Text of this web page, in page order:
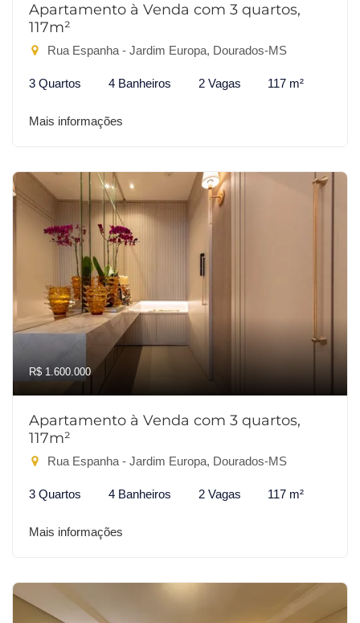
Apartamento à Venda com 3 quartos,
117m²
Rua Espanha - Jardim Europa, Dourados-MS
3 Quartos 4 Banheiros 2 Vagas 117 m²
Mais informações
R$ 1.600.000
Apartamento à Venda com 3 quartos,
117m²
Rua Espanha - Jardim Europa, Dourados-MS
3 Quartos 4 Banheiros 2 Vagas 117 m²
Mais informações